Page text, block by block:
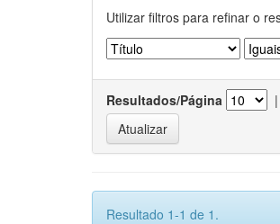
Utilizar filtros para refinar o
Resultados/Página |
Resultado 1-1 de 1.